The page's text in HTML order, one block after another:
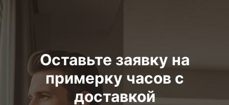
Оставьте заявку на
примерку часов с
доставкой